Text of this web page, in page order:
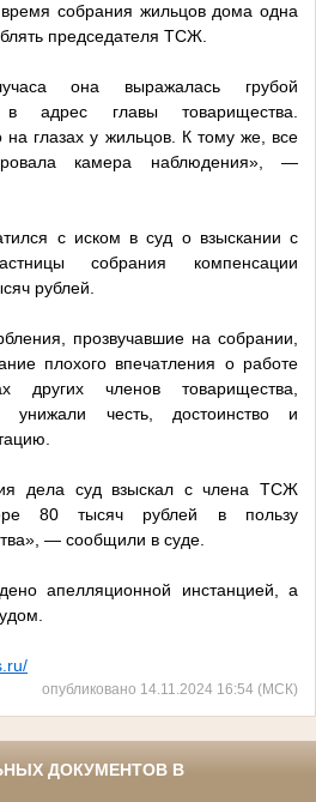
собрания жильцов дома одна
председателя ТСЖ.
она выражалась грубой
адрес главы товарищества.
на глазах у жильцов. К тому же, все
камера наблюдения», —
с иском в суд о взыскании с
собрания компенсации
рублей.
прозвучавшие на собрании,
плохого впечатления о работе
других членов товарищества,
унижали честь, достоинство и
дела суд взыскал с члена ТСЖ
80 тысяч рублей в пользу
— сообщили в суде.
апелляционной инстанцией, а
опубликовано 14.11.2024 16:54 (МСК)
ДОКУМЕНТОВ В